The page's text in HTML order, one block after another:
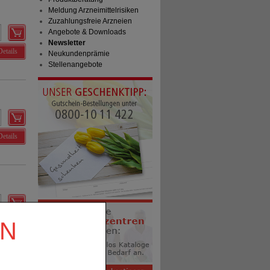
Details
Details
Meldung Arzneimittelrisiken
Zuzahlungsfreie Arzneien
Angebote & Downloads
Newsletter
Neukundenprämie
Stellenangebote